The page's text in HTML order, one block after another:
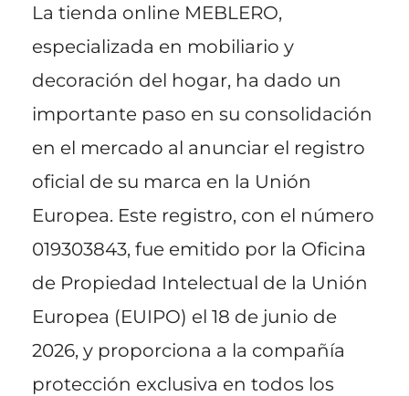
La tienda online MEBLERO,
especializada en mobiliario y
decoración del hogar, ha dado un
importante paso en su consolidación
en el mercado al anunciar el registro
oficial de su marca en la Unión
Europea. Este registro, con el número
019303843, fue emitido por la Oficina
de Propiedad Intelectual de la Unión
Europea (EUIPO) el 18 de junio de
2026, y proporciona a la compañía
protección exclusiva en todos los